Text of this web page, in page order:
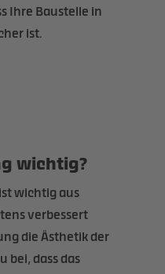
Ihre Baustelle in
ist.
wichtig?
wichtig aus
verbessert
die Ästhetik der
bei, dass das